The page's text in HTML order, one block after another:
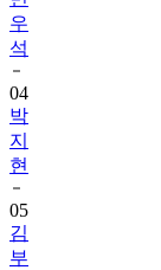
우
석
04
박
지
현
05
김
부